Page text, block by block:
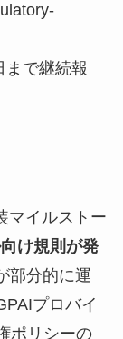
まで継続報
マイルストー
け規則が発
部分的に運
プロバイ
ポリシーの